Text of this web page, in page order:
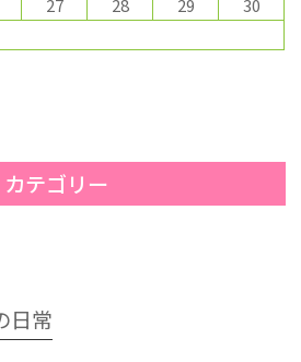
27 28 29
30
カテゴリー
日常